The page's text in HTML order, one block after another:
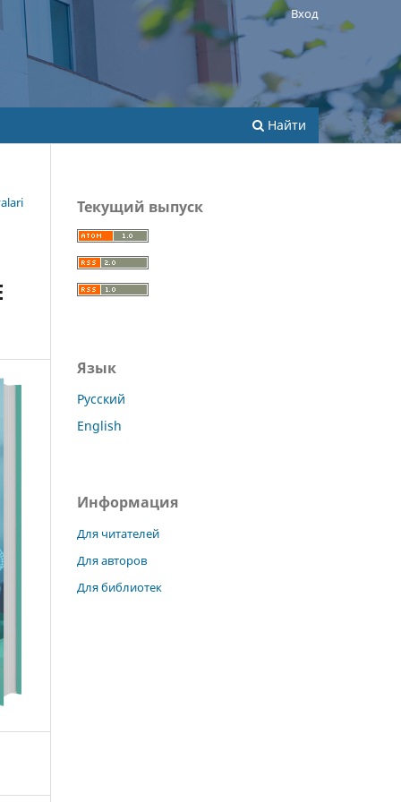
Найти
Вход
Текущий выпуск
Язык
Русский
English
Информация
Для читателей
Для авторов
Для библиотек